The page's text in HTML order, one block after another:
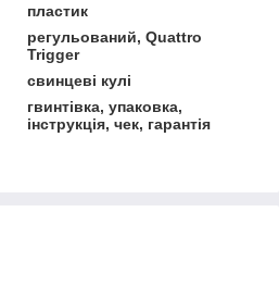
пластик
регульований, Quattro
Trigger
свинцеві кулі
гвинтівка, упаковка,
інструкція, чек, гарантія